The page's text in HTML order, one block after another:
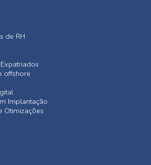
de RH
offshore
Implantação
Otimizações